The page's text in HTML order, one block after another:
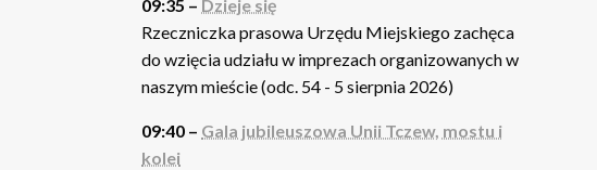
09:35 – Dzieje się
Rzeczniczka prasowa Urzędu Miejskiego zachęca
do wzięcia udziału w imprezach organizowanych w
naszym mieście (odc. 54 - 5 sierpnia 2026)
09:40 – Gala jubileuszowa Unii Tczew, mostu i
kolei